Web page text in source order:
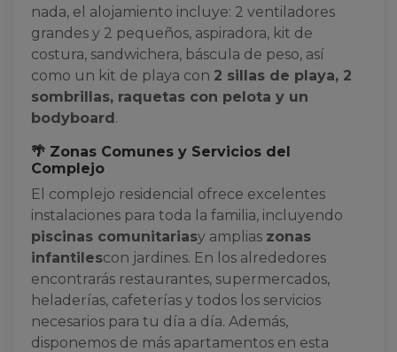
nada, el alojamiento incluye: 2 ventiladores
grandes y 2 pequeños, aspiradora, kit de
costura, sandwichera, báscula de peso, así
como un kit de playa con 2 sillas de playa, 2
sombrillas, raquetas con pelota y un
bodyboard.
🌴 Zonas Comunes y Servicios del
Complejo
El complejo residencial ofrece excelentes
instalaciones para toda la familia, incluyendo
piscinas comunitariasy amplias zonas
infantilescon jardines. En los alrededores
encontrarás restaurantes, supermercados,
heladerías, cafeterías y todos los servicios
necesarios para tu día a día. Además,
disponemos de más apartamentos en esta